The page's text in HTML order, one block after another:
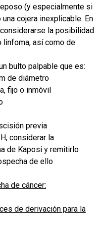
(y especialmente si
cojera inexplicable. En
la posibilidad
así como de
bulto palpable que es:
de diámetro
fijo o inmóvil
previa
considerar la
de Kaposi y remitirlo
de ello
de cáncer:
de derivación para la